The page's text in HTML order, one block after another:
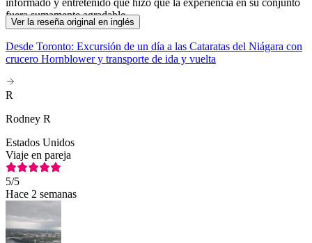
fuera sumamente agradable.
Ver la reseña original en inglés
Desde Toronto: Excursión de un día a las Cataratas del Niágara con
crucero Hornblower y transporte de ida y vuelta
R
Rodney R
Estados Unidos
Viaje en pareja
5/5
Hace 2 semanas